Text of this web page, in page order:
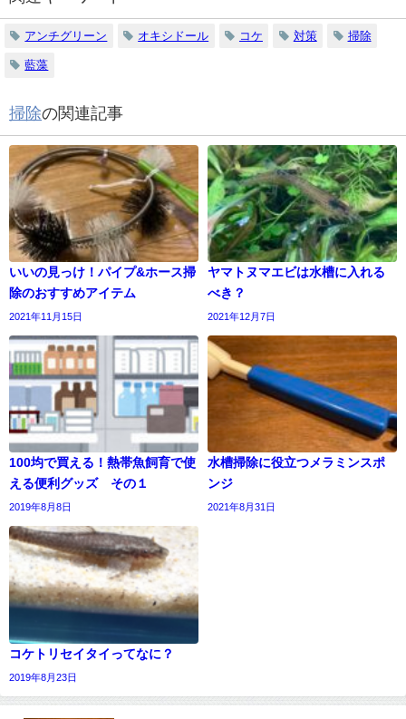
アンチグリーン オキシドール コケ 対策 掃除
藍藻
掃除の関連記事
いいの見っけ！パイプ&ホース掃
除のおすすめアイテム
2021年11月15日
ヤマトヌマエビは水槽に入れる
べき？
2021年12月7日
100均で買える！熱帯魚飼育で使
える便利グッズ その１
2019年8月8日
水槽掃除に役立つメラミンスポ
ンジ
2021年8月31日
コケトリセイタイってなに？
2019年8月23日